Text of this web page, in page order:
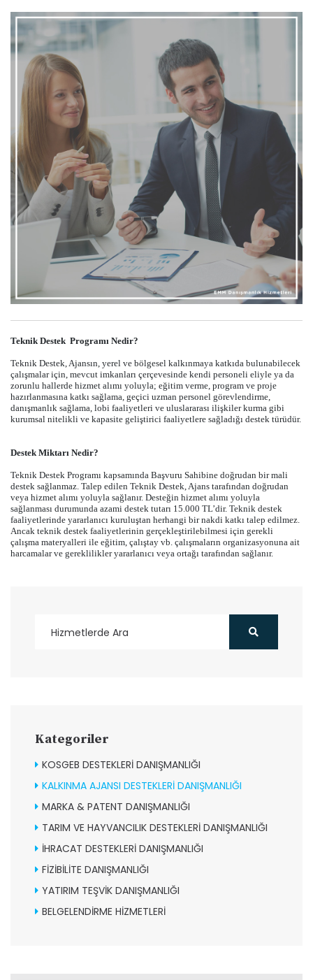
Teknik Destek Programı Nedir?
Teknik Destek, Ajansın, yerel ve bölgesel kalkınmaya katkıda bulunabilecek
çalışmalar için, mevcut imkanları çerçevesinde kendi personeli eliyle ya da
zorunlu hallerde hizmet alımı yoluyla; eğitim verme, program ve proje
hazırlanmasına katkı sağlama, geçici uzman personel görevlendirme,
danışmanlık sağlama, lobi faaliyetleri ve uluslararası ilişkiler kurma gibi
kurumsal nitelikli ve kapasite geliştirici faaliyetlere sağladığı destek türüdür.
Destek Miktarı Nedir?
Teknik Destek Programı kapsamında Başvuru Sahibine doğrudan bir mali
destek sağlanmaz. Talep edilen Teknik Destek, Ajans tarafından doğrudan
veya hizmet alımı yoluyla sağlanır. Desteğin hizmet alımı yoluyla
sağlanması durumunda azami destek tutarı 15.000 TL’dir. Teknik destek
faaliyetlerinde yararlanıcı kuruluştan herhangi bir nakdi katkı talep edilmez.
Ancak teknik destek faaliyetlerinin gerçekleştirilebilmesi için gerekli
çalışma materyalleri ile eğitim, çalıştay vb. çalışmaların organizasyonuna ait
harcamalar ve gereklilikler yararlanıcı veya ortağı tarafından sağlanır.
Kategoriler
KOSGEB DESTEKLERİ DANIŞMANLIĞI
KALKINMA AJANSI DESTEKLERİ DANIŞMANLIĞI
MARKA & PATENT DANIŞMANLIĞI
TARIM VE HAYVANCILIK DESTEKLERİ DANIŞMANLIĞI
İHRACAT DESTEKLERİ DANIŞMANLIĞI
FİZİBİLİTE DANIŞMANLIĞI
YATIRIM TEŞVİK DANIŞMANLIĞI
BELGELENDİRME HİZMETLERİ